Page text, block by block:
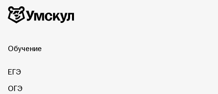
Дополнительная информация
Умскул
Обучение
ЕГЭ
ОГЭ